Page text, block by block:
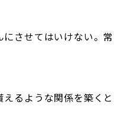
させてはいけない。常
るような関係を築くと